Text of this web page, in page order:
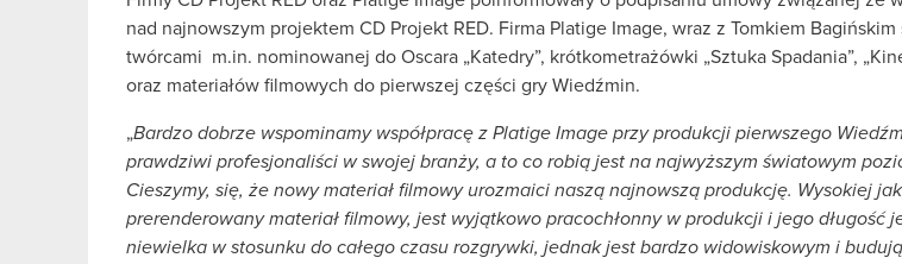
nad najnowszym projektem CD Projekt RED. Firma Platige Image, wraz z Tomkiem Bagińskim
twórcami m.in. nominowanej do Oscara „Katedry”, krótkometrażówki „Sztuka Spadania”,
oraz materiałów filmowych do pierwszej części gry Wiedźmin.
„Bardzo dobrze wspominamy współpracę z Platige Image przy produkcji pierwszego
prawdziwi profesjonaliści w swojej branży, a to co robią jest na najwyższym światowym
Cieszymy, się, że nowy materiał filmowy urozmaici naszą najnowszą produkcję. Wysokiej
prerenderowany materiał filmowy, jest wyjątkowo pracochłonny w produkcji i jego długość
niewielka w stosunku do całego czasu rozgrywki, jednak jest bardzo widowiskowym i